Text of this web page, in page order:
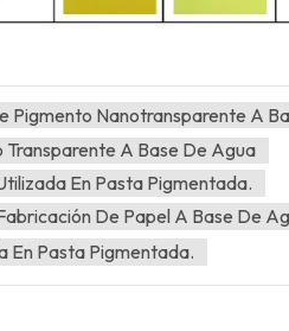
Pigmento Nanotransparente A
A Base De Agua
En Pasta Pigmentada.
De Papel A Base De
En Pasta Pigmentada.